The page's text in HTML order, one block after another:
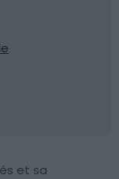
et sa